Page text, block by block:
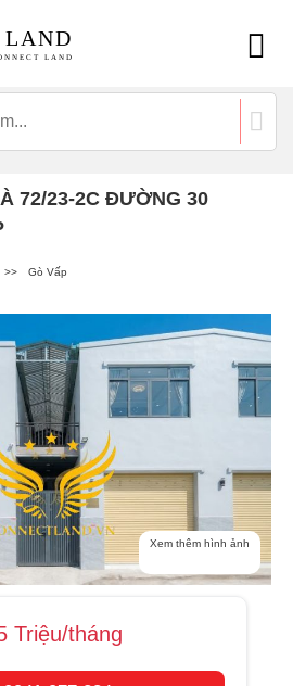
LAND
LAND
72/23-2C ĐƯỜNG 30
>> Gò Vấp
Xem thêm hình ảnh
Triệu/tháng